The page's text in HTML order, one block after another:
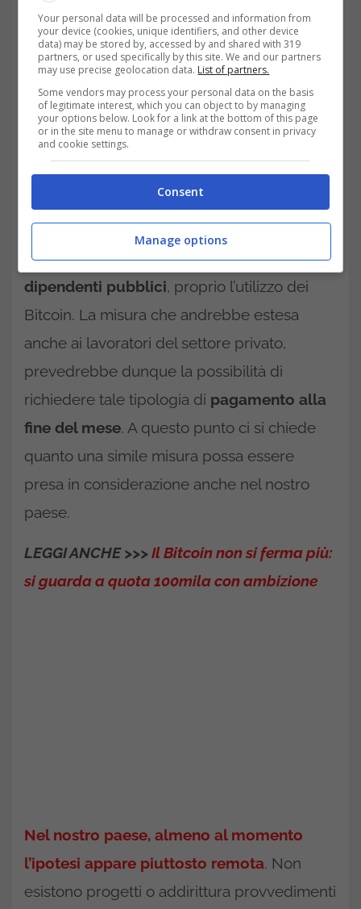
Non sono soltanto gli Stati Uniti a guardare a
questa innovativa possibilità. In Brasile
infatti, è al vaglio del Parlamento la proposta
di introdurre parzialmente per quel che
riguarda i pagamenti deglistipendi dei
dipendenti pubblici, proprio l’utilizzo dei
Bitcoin. La misura che andrebbe estesa
anche ai lavoratori del settore privato,
prevedrebbe dunque la possibilità di
richiedere tale tipologia di pagamento alla
fine del mese. A questo punto ci si chiede
quanto una simile misura possa essere
presa in considerazione anche nel nostro
paese.
LEGGI ANCHE >>>Il Bitcoin non si ferma più:
si guarda a quota 100mila con ambizione
Nel nostro paese, almeno al momento
l’ipotesi appare piuttosto remota. Non
esistono progetti o addirittura provvedimenti
Your personal data will be processed and information from
your device (cookies, unique identifiers, and other device
data) may be stored by, accessed by and shared with 319
partners, or used specifically by this site. We and our partners
may use precise geolocation data. List of partners.
Some vendors may process your personal data on the basis
of legitimate interest, which you can object to by managing
your options below. Look for a link at the bottom of this page
or in the site menu to manage or withdraw consent in privacy
and cookie settings.
Consent
Manage options